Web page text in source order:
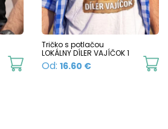
may
be
chosen
on
This
Tričko s potlačou
LOKÁLNY DÍLER VAJÍČOK 1
Od: 16.60 €